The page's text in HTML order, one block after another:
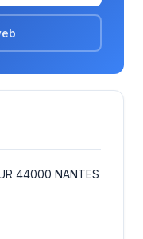
44000 NANTES